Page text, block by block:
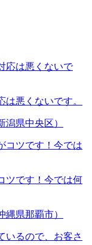
悪くないです。
潟県中央区）
ツです！今では何
縄県那覇市）